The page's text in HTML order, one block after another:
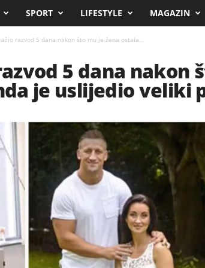
SPORT LIFESTYLE MAGAZIN
razvod 5 dana nakon što mu je žena ostala...
5 dana nakon
je uslijedio veliki